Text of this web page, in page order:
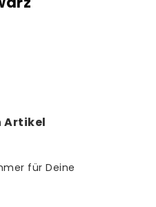
Artikel
für Deine